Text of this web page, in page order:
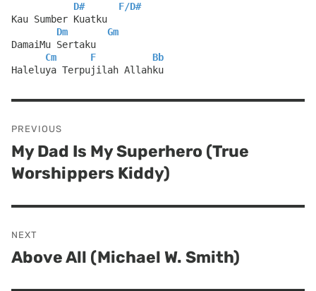
D# F/D#
Kau Sumber Kuatku
Dm
Gm
DamaiMu Sertaku
Cm
F
Bb
Haleluya Terpujilah Allahku
navigation
PREVIOUS
Previous
post:
My Dad Is My Superhero (True
Worshippers Kiddy)
NEXT
Next
Above All (Michael W. Smith)